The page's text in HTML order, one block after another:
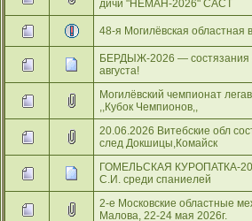
дичи "НЕМАН-2026" САСТ
48-я Могилёвская областная
БЕРДЫЖ-2026 — состязания
августа!
Могилёвский чемпионат
,,Кубок Чемпионов,,
20.06.2026 Витебские обл
след Докшицы,Комайск
ГОМЕЛЬСКАЯ КУРОПАТКА-
С.И. среди спаниелей
2-е Московские областные
Малова, 22-24 мая 2026г.